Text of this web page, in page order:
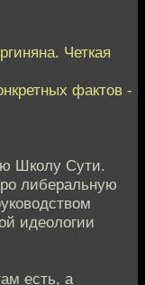
Четкая
фактов -
ю Школу Сути.
либеральную
идеологии
есть, а